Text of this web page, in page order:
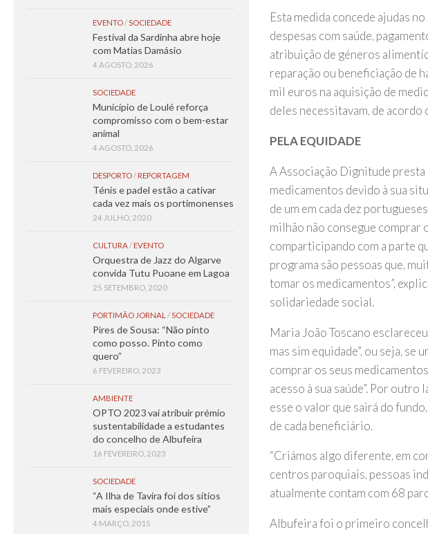
Esta medida concede ajudas
despesas com saúde,
atribuição de géneros
reparação ou beneficiação de
mil euros na aquisição de
deles necessitavam, de
PELA EQUIDADE
A Associação Dignitude presta
medicamentos devido à sua
de um em cada dez
milhão não consegue comprar
comparticipando com a parte
programa são pessoas que,
tomar os medicamentos”,
solidariedade social.
Maria João Toscano
mas sim equidade”, ou seja,
comprar os seus
acesso à sua saúde”. Por
esse o valor que sairá do
de cada beneficiário.
“Criámos algo diferente, em
centros paroquiais, pessoas
atualmente contam com 68
Albufeira foi o primeiro
EVENTO/SOCIEDADE
Festival da Sardinha abre hoje
com Matias Damásio
4 AGOSTO, 2026
SOCIEDADE
Município de Loulé reforça
compromisso com o bem-estar
animal
4 AGOSTO, 2026
DESPORTO/ REPORTAGEM
Ténis e padel estão a cativar
cada vez mais os portimonenses
24 JULHO, 2020
CULTURA/ EVENTO
Orquestra de Jazz do Algarve
convida Tutu Puoane em Lagoa
25 SETEMBRO, 2020
PORTIMÃO JORNAL /SOCIEDADE
Pires de Sousa: “Não pinto
como posso. Pinto como
quero”
6 FEVEREIRO, 2023
AMBIENTE
OPTO 2023 vai atribuir prémio
sustentabilidade a estudantes
do concelho de Albufeira
16 FEVEREIRO, 2023
SOCIEDADE
“A Ilha de Tavira foi dos sítios
mais especiais onde estive”
4 MARÇO, 2015